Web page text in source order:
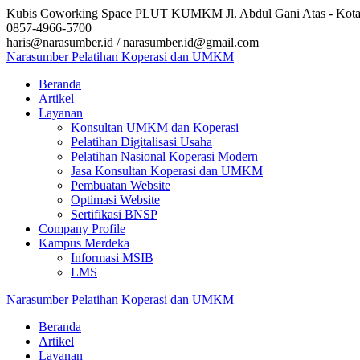
Skip
to
content
Kubis Coworking Space PLUT KUMKM Jl. Abdul Gani Atas -
0857-4966-5700
haris@narasumber.id / narasumber.id@gmail.com
NarasumberPelatihan Koperasi dan UMKM
Beranda
Artikel
Layanan
Konsultan UMKM dan Koperasi
Pelatihan Digitalisasi Usaha
Pelatihan Nasional Koperasi Modern
Jasa Konsultan Koperasi dan UMKM
Pembuatan Website
Optimasi Website
Sertifikasi BNSP
Company Profile
Kampus Merdeka
Informasi MSIB
LMS
NarasumberPelatihan Koperasi dan UMKM
Beranda
Artikel
Layanan